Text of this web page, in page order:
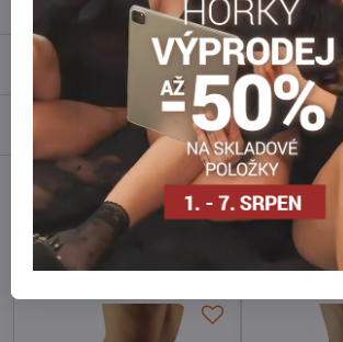
Recenze
FacebookTwitter BlueskyPinterestReddit
Alternativní produkty